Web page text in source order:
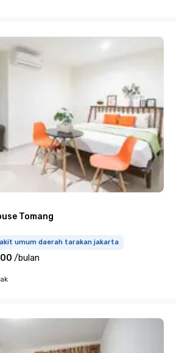
Tomang
umum daerah tarakan jakarta
/bulan